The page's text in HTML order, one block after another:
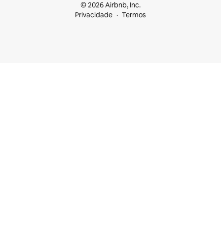
© 2026 Airbnb, Inc.
Privacidade
Termos